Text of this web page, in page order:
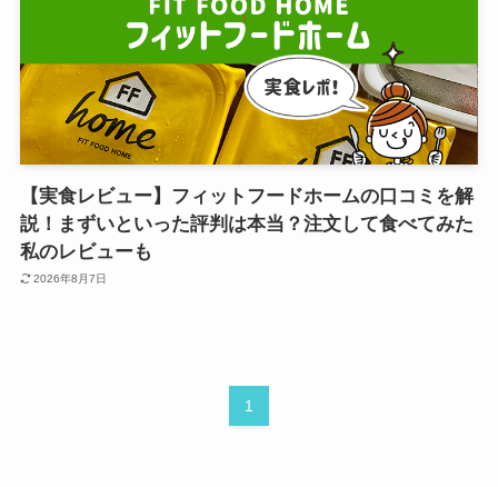
【実食レビュー】フィットフードホームの口コミを解
説！まずいといった評判は本当？注文して食べてみた
私のレビューも
2026年8月7日
1